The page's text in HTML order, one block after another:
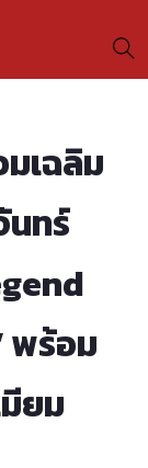
เฉลิม
นทร์
พร้อม
ยม